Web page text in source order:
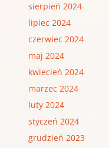
sierpień 2024
lipiec 2024
czerwiec 2024
maj 2024
kwiecień 2024
marzec 2024
luty 2024
styczeń 2024
grudzień 2023